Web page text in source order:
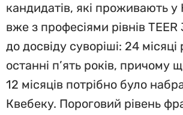
кандидатів, які проживають у
вже з професіями рівнів
до досвіду суворіші: 24 місяці
останні п’ять років, причому
12 місяців потрібно було
Квебеку. Пороговий рівень